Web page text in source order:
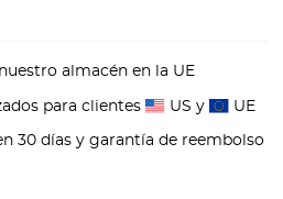
almacén en la UE
para clientes US y UE
30 días y garantía de reembolso